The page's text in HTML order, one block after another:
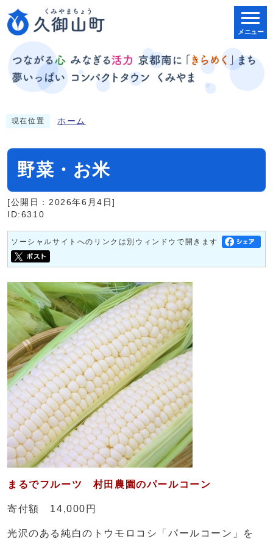
メニュー
現在位置 ホーム
野菜・お米
[公開日：2026年6月4日]
ID:6310
ソーシャルサイトへのリンクは別ウィンドウで開きます
まるでフルーツ 村田農園のパールコーン
寄付額 14,000円
光沢のある純白のトウモロコシ「パールコーン」を